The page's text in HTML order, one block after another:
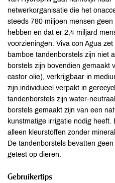
netwerkorganisatie die het
steeds 780 miljoen mensen
hebben en dat er 2,4 miljard
voorzieningen. Viva con Agua
bamboe tandenborstels zijn niet
borstels zijn bovendien gemaakt
castor olie), verkrijgbaar in
zijn individueel verpakt in
tandenborstels zijn water-
borstels gemaakt zijn van een
kunstmatige irrigatie nodig heeft.
alleen kleurstoffen zonder
De tandenborstels bevatten
getest op dieren.
Gebruikertips